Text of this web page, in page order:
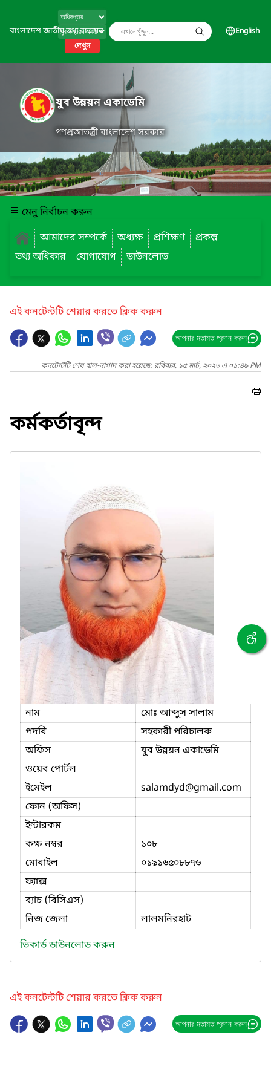
বাংলাদেশ জাতীয় তথ্য বাতায়ন
দেখুন
English
যুব উন্নয়ন একাডেমি
গণপ্রজাতন্ত্রী বাংলাদেশ সরকার
মেনু নির্বাচন করুন
আমাদের সম্পর্কে
অধ্যক্ষ প্রশিক্ষণ
প্রকল্প
তথ্য অধিকার
যোগাযোগ ডাউনলোড
এই কনটেন্টটি শেয়ার করতে ক্লিক করুন
আপনার মতামত প্রদান করুন
কনটেন্টটি শেষ হাল-নাগাদ করা হয়েছে: রবিবার, ১৫ মার্চ, ২০২৬ এ ০১:৪৯ PM
কর্মকর্তাবৃন্দ
নাম
মোঃ আব্দুস সালাম
পদবি
সহকারী পরিচালক
অফিস
যুব উন্নয়ন একাডেমি
ওয়েব পোর্টল
ইমেইল
salamdyd@gmail.com
ফোন (অফিস)
ইন্টারকম
কক্ষ নম্বর
১০৮
মোবাইল
০১৯১৬৫০৮৮৭৬
ফ্যাক্স
ব্যাচ (বিসিএস)
নিজ জেলা
লালমনিরহাট
ভিকার্ড ডাউনলোড করুন
এই কনটেন্টটি শেয়ার করতে ক্লিক করুন
আপনার মতামত প্রদান করুন